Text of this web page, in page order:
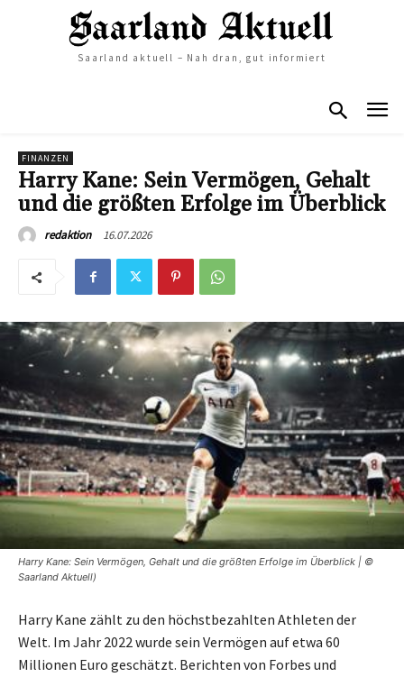
Saarland aktuell – Nah dran, gut informiert
FINANZEN
Harry Kane: Sein Vermögen, Gehalt
und die größten Erfolge im Überblick
redaktion 16.07.2026
Harry Kane: Sein Vermögen, Gehalt und die größten Erfolge im Überblick | ©
Saarland Aktuell)
Harry Kane zählt zu den höchstbezahlten Athleten der
Welt. Im Jahr 2022 wurde sein Vermögen auf etwa 60
Millionen Euro geschätzt. Berichten von Forbes und